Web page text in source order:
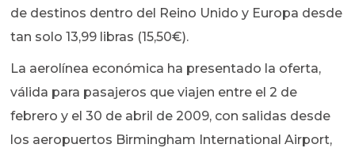
de destinos dentro del Reino Unido y Europa desde
tan solo 13,99 libras (15,50€).
La aerolínea económica ha presentado la oferta,
válida para pasajeros que viajen entre el 2 de
febrero y el 30 de abril de 2009, con salidas desde
los aeropuertos Birmingham International Airport,